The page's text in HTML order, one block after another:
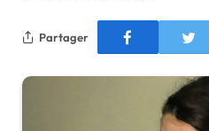
Partager